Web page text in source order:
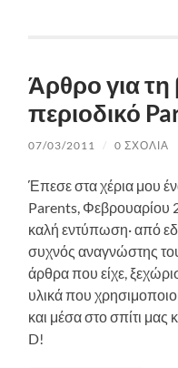
Άρθρο για τη
περιοδικό
07/03/2011 / 0 ΣΧΌΛΙΑ
Έπεσε στα χέρια μου
Parents, Φεβρουαρίου
καλή εντύπωση· από
συχνός αναγνώστης
άρθρα που είχε,
υλικά που
και μέσα στο σπίτι μας
D!